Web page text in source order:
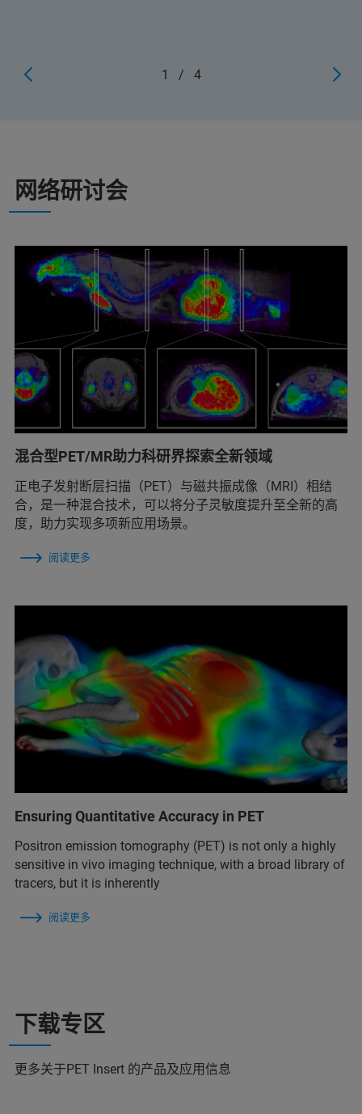
1 / 4
网络研讨会
混合型PET/MR助力科研界探索全新领域
正电子发射断层扫描（PET）与磁共振成像（MRI）相结
合，是一种混合技术，可以将分子灵敏度提升至全新的高
度，助力实现多项新应用场景。
阅读更多
Ensuring Quantitative Accuracy in PET
Positron emission tomography (PET) is not only a highly
sensitive in vivo imaging technique, with a broad library of
tracers, but it is inherently
阅读更多
下载专区
更多关于PET Insert 的产品及应用信息